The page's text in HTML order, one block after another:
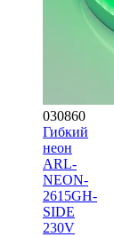
030860
Гибкий
неон
ARL-
NEON-
2615GH-
SIDE
230V